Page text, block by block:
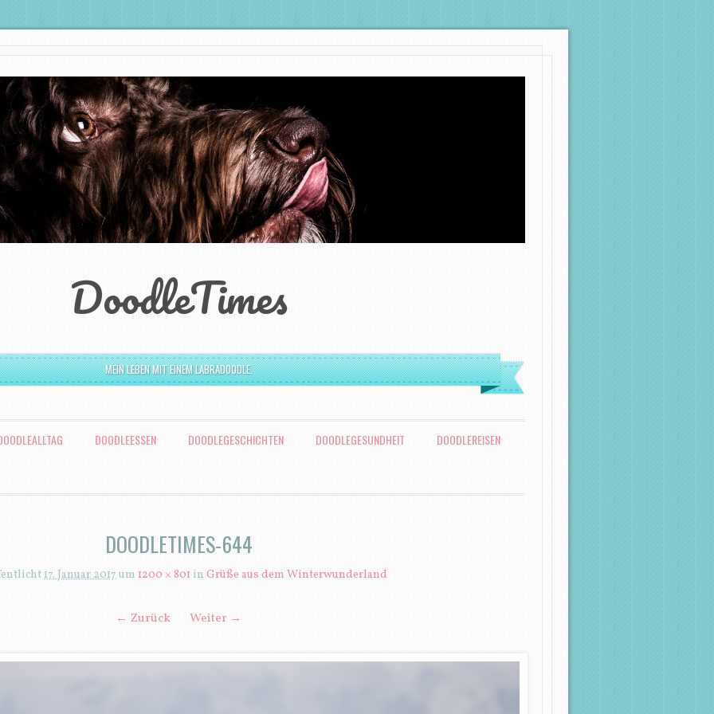
DoodleTimes
MEIN LEBEN MIT EINEM LABRADOODLE.
DOODLEESSEN DOODLEGESCHICHTEN DOODLEGESUNDHEIT DOODLEREISEN
DOODLETIMES-644
17. Januar 2017um 1200 × 801 in Grüße aus dem Winterwunderland
← Zurück Weiter →